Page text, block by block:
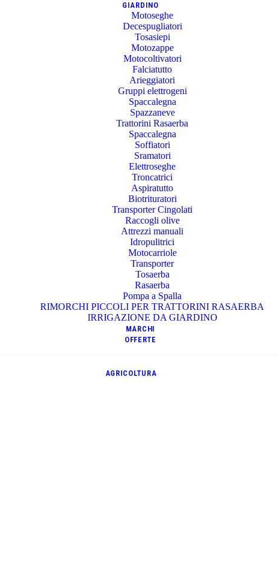
GIARDINO
Motoseghe
Decespugliatori
Tosasiepi
Motozappe
Motocoltivatori
Falciatutto
Arieggiatori
Gruppi elettrogeni
Spaccalegna
Spazzaneve
Trattorini Rasaerba
Spaccalegna
Soffiatori
Sramatori
Elettroseghe
Troncatrici
Aspiratutto
Biotrituratori
Transporter Cingolati
Raccogli olive
Attrezzi manuali
Idropulitrici
Motocarriole
Transporter
Tosaerba
Rasaerba
Pompa a Spalla
RIMORCHI PICCOLI PER TRATTORINI RASAERBA
IRRIGAZIONE DA GIARDINO
MARCHI
OFFERTE
AGRICOLTURA